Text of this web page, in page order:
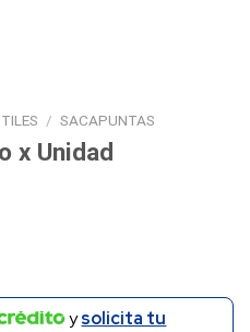
/ SACAPUNTAS
x Unidad
ysolicita tu